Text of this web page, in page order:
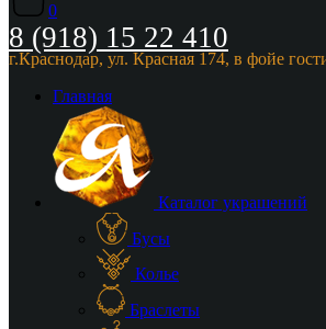
0
8 (918) 15 22 410
г.Краснодар, ул. Красная 174, в фойе
Главная
Каталог украшений
Бусы
Колье
Браслеты